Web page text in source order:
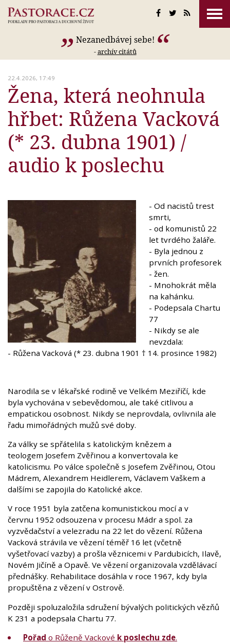
Nezanedbávej sebe!
-archív citátů
22.4.2026, 17:49
Žena, která neohnula
hřbet: Růžena Vacková
(* 23. dubna 1901) /
audio k poslechu
- Od nacistů trest
smrti,
- od komunistů 22
let tvrdého žaláře.
- Byla jednou z
prvních profesorek
- žen.
- Mnohokrát měla
na kahánku.
- Podepsala Chartu
77
- Nikdy se ale
nevzdala:
- Růžena Vacková (* 23. dubna 1901 † 14. prosince 1982)
Narodila se v lékařské rodině ve Velkém Meziříčí, kde
byla vychována v sebevědomou, ale také citlivou a
empatickou osobnost. Nikdy se neprovdala, ovlivnila ale
řadu mimořádných mužů své doby.
Za války se spřátelila s katolickým knězem a
teologem Josefem Zvěřinou a konvertovala ke
katolicismu. Po válce společně s Josefem Zvěřinou, Otou
Mádrem, Alexandrem Heidlerem, Václavem Vaškem a
dalšími se zapojila do Katolické akce.
V roce 1951 byla zatčena komunistickou mocí a v
červnu 1952 odsouzena v procesu Mádr a spol. za
vyzvědačství a velezradu na 22 let do vězení. Růžena
Vacková strávila ve vězení téměř 16 let (včetně
vyšetřovací vazby) a prošla věznicemi v Pardubicích, Ilavě,
Novém Jičíně a Opavě. Ve vězení organizovala vzdělávací
přednášky. Rehabilitace dosáhla v roce 1967, kdy byla
propuštěna z vězení v Ostrově.
Později spoluzaložila sdružení bývalých politických vězňů
K 231 a podepsala Chartu 77.
Pořad o Růženě Vackové k poslechu zde.